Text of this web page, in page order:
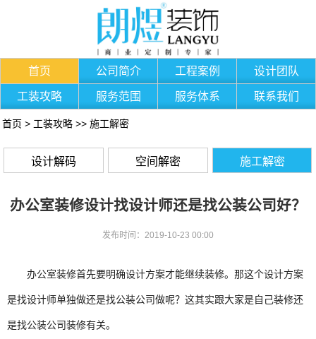
首页 公司简介 工程案例 设计团队
工装攻略 服务范围 服务体系 联系我们
首页 > 工装攻略 >> 施工解密
设计解码 空间解密 施工解密
办公室装修设计找设计师还是找公装公司好？
发布时间：2019-10-23 00:00
办公室装修首先要明确设计方案才能继续装修。那这个设计方案
是找设计师单独做还是找公装公司做呢？这其实跟大家是自己装修还
是找公装公司装修有关。